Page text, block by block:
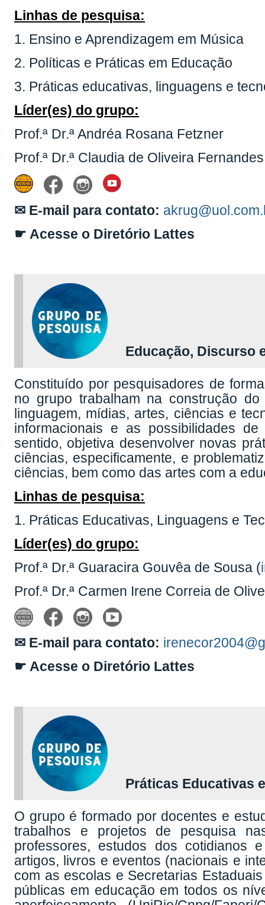
Linhas de pesquisa:
1. Ensino e Aprendizagem em Música
2. Políticas e Práticas em Educação
3. Práticas educativas, linguagens e
Líder(es) do grupo:
Prof.ª Dr.ª Andréa Rosana Fetzner
Prof.ª Dr.ª Claudia de Oliveira Fernandes
✉ E-mail para contato:
☛ Acesse o Diretório Lattes
Educação, Discurso
Constituído por pesquisadores de
no grupo trabalham na construção
linguagem, mídias, artes, ciências e
informacionais e as possibilidades
sentido, objetiva desenvolver novas
ciências, especificamente, e
ciências, bem como das artes com a
Linhas de pesquisa:
1. Práticas Educativas, Linguagens e
Líder(es) do grupo:
Prof.ª Dr.ª Guaracira Gouvêa de Sousa (
Prof.ª Dr.ª Carmen Irene Correia de
✉ E-mail para contato:
☛ Acesse o Diretório Lattes
Práticas Educativas
O grupo é formado por docentes e
trabalhos e projetos de pesquisa
professores, estudos dos cotidianos
artigos, livros e eventos (nacionais e
com as escolas e Secretarias
públicas em educação em todos os